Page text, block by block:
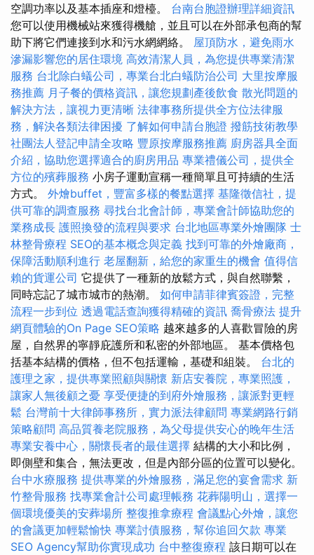
空調功率以及基本插座和燈檯。 台南台胞證辦理詳細資訊
您可以使用機械站來獲得機艙，並且可以在外部承包商的幫
助下將它們連接到水和污水網網絡。 屋頂防水，避免雨水
滲漏影響您的居住環境 高效清潔人員，為您提供專業清潔
服務 台北除白蟻公司，專業台北白蟻防治公司 大里按摩服
務推薦 月子餐的價格資訊，讓您規劃產後飲食 散光問題的
解決方法，讓視力更清晰 法律事務所提供全方位法律服
務，解決各類法律困擾 了解如何申請台胞證 撥筋技術教學
社團法人登記申請全攻略 豐原按摩服務推薦 廚房器具全面
介紹，協助您選擇適合的廚房用品 專業禮儀公司，提供全
方位的殯葬服務 小房子運動宣稱一種簡單且可持續的生活
方式。 外燴buffet，豐富多樣的餐點選擇 基隆徵信社，提
供可靠的調查服務 尋找台北會計師，專業會計師協助您的
業務成長 護照換發的流程與要求 台北地區專業外燴團隊 士
林整骨療程 SEO的基本概念與定義 找到可靠的外燴廠商，
保障活動順利進行 老屋翻新，給您的家重生的機會 值得信
賴的貨運公司 它提供了一種新的放鬆方式，與自然聯繫，
同時忘記了城市城市的熱潮。 如何申請菲律賓簽證，完整
流程一步到位 透過電話查詢獲得精確的資訊 喬骨療法 提升
網頁體驗的On Page SEO策略 越來越多的人喜歡冒險的房
屋，自然界的寧靜庇護所和私密的外部地區。 基本價格包
括基本結構的價格，但不包括運輸，基礎和組裝。 台北的
護理之家，提供專業照顧與關懷 新店安養院，專業照護，
讓家人無後顧之憂 享受便捷的到府外燴服務，讓派對更輕
鬆 台灣前十大律師事務所，實力派法律顧問 專業網路行銷
策略顧問 高品質養老院服務，為父母提供安心的晚年生活
專業安養中心，關懷長者的最佳選擇 結構的大小和比例，
即側壁和集合，無法更改，但是內部分區的位置可以變化。
台中水療服務 提供專業的外燴服務，滿足您的宴會需求 新
竹整骨服務 找專業會計公司處理帳務 花葬陽明山，選擇一
個環境優美的安葬場所 整復推拿療程 會議點心外燴，讓您
的會議更加輕鬆愉快 專業討債服務，幫你追回欠款 專業
SEO Agency幫助你實現成功 台中整復療程 該日期可以在